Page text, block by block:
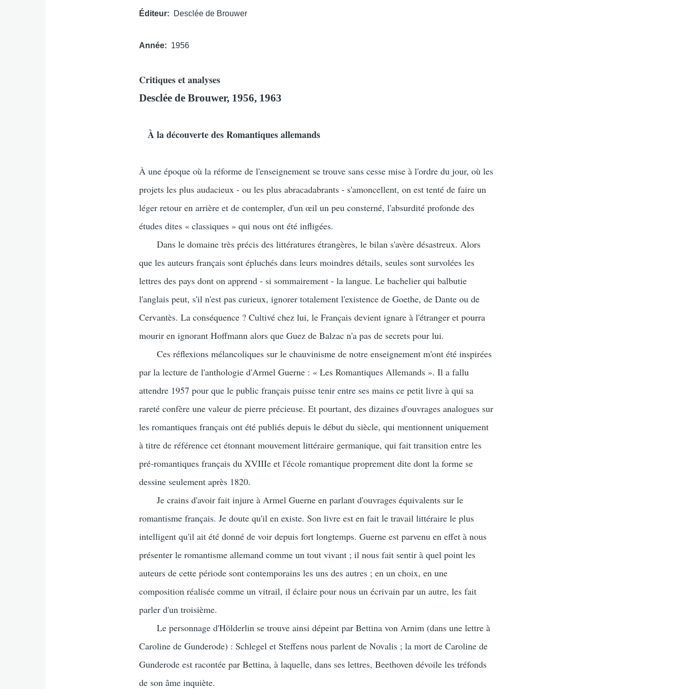
Éditeur Desclée de Brouwer
Année 1956
Critiques et analyses
Desclée de Brouwer, 1956, 1963
À la découverte des Romantiques allemands
À une époque où la réforme de l'enseignement se trouve sans cesse mise à l'ordre du jour, où les
projets les plus audacieux - ou les plus abracadabrants - s'amoncellent, on est tenté de faire un
léger retour en arrière et de contempler, d'un œil un peu consterné, l'absurdité profonde des
études dites « classiques » qui nous ont été infligées.
Dans le domaine très précis des littératures étrangères, le bilan s'avère désastreux. Alors
que les auteurs français sont épluchés dans leurs moindres détails, seules sont survolées les
lettres des pays dont on apprend - si sommairement - la langue. Le bachelier qui balbutie
l'anglais peut, s'il n'est pas curieux, ignorer totalement l'existence de Goethe, de Dante ou de
Cervantès. La conséquence ? Cultivé chez lui, le Français devient ignare à l'étranger et pourra
mourir en ignorant Hoffmann alors que Guez de Balzac n'a pas de secrets pour lui.
Ces réflexions mélancoliques sur le chauvinisme de notre enseignement m'ont été inspirées
par la lecture de l'anthologie d'Armel Guerne : « Les Romantiques Allemands ». Il a fallu
attendre 1957 pour que le public français puisse tenir entre ses mains ce petit livre à qui sa
rareté confère une valeur de pierre précieuse. Et pourtant, des dizaines d'ouvrages analogues sur
les romantiques français ont été publiés depuis le début du siècle, qui mentionnent uniquement
à titre de référence cet étonnant mouvement littéraire germanique, qui fait transition entre les
pré-romantiques français du XVIIIe et l'école romantique proprement dite dont la forme se
dessine seulement après 1820.
Je crains d'avoir fait injure à Armel Guerne en parlant d'ouvrages équivalents sur le
romantisme français. Je doute qu'il en existe. Son livre est en fait le travail littéraire le plus
intelligent qu'il ait été donné de voir depuis fort longtemps. Guerne est parvenu en effet à nous
présenter le romantisme allemand comme un tout vivant ; il nous fait sentir à quel point les
auteurs de cette période sont contemporains les uns des autres ; en un choix, en une
composition réalisée comme un vitrail, il éclaire pour nous un écrivain par un autre, les fait
parler d'un troisième.
Le personnage d'Hölderlin se trouve ainsi dépeint par Bettina von Arnim (dans une lettre à
Caroline de Gunderode) : Schlegel et Steffens nous parlent de Novalis ; la mort de Caroline de
Gunderode est racontée par Bettina, à laquelle, dans ses lettres, Beethoven dévoile les tréfonds
de son âme inquiète.